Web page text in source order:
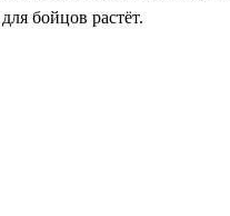
бойцов растёт.